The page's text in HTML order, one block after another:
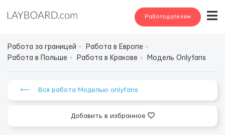
Работодателям
Работа за границей
Работа в Европе
Работа в Польше
Работа в Кракове Модель Onlyfans
⟵ Вся работа Моделью onlyfans
Добавить в избранное